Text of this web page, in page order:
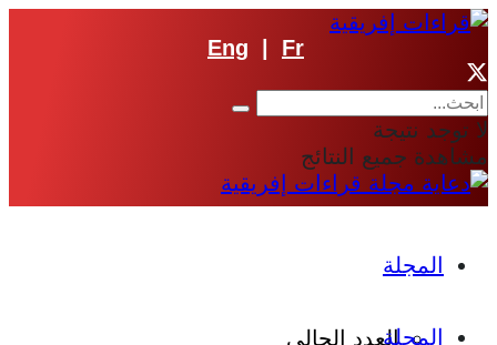
Eng Fr
لا توجد نتيجة
مشاهدة جميع النتائج
المجلة
العدد الحاليالمجلة